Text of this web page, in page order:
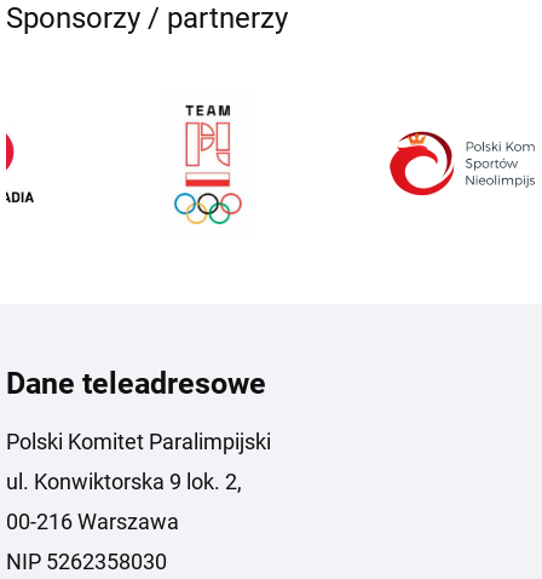
Sponsorzy / partnerzy
Dane teleadresowe
Polski Komitet Paralimpijski
ul. Konwiktorska 9 lok. 2,
00-216 Warszawa
NIP 5262358030